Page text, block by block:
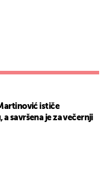
ističe
savršena je za večernji